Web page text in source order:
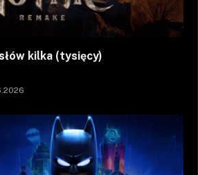
kilka (tysięcy)